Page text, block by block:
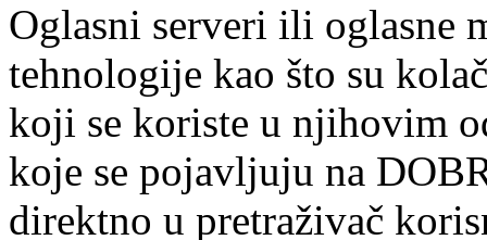
Oglasni serveri ili oglasne
tehnologije kao što su
koji se koriste u njihovim
koje se pojavljuju na
direktno u pretraživač